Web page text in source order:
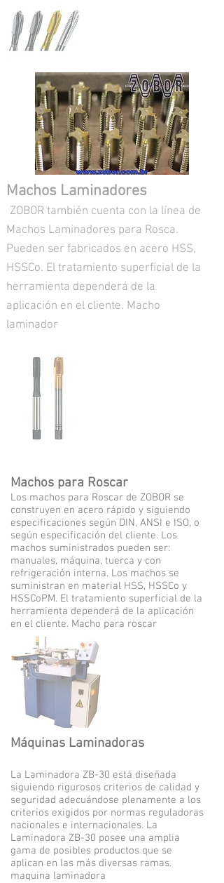
Machos Laminadores
ZOBOR también cuenta con la línea de
Machos Laminadores para Rosca.
Pueden ser fabricados en acero HSS,
HSSCo. El tratamiento superficial de la
herramienta dependerá de la
aplicación en el cliente. Macho
laminador
Machos para Roscar
Los machos para Roscar de ZOBOR se
construyen en acero rápido y siguiendo
especificaciones según DIN, ANSI e ISO, o
según especificación del cliente. Los
machos suministrados pueden ser:
manuales, máquina, tuerca y con
refrigeración interna. Los machos se
suministran en material HSS, HSSCo y
HSSCoPM. El tratamiento superficial de la
herramienta dependerá de la aplicación
en el cliente. Macho para roscar
Máquinas Laminadoras
La Laminadora ZB-30 está diseñada
siguiendo rigurosos criterios de calidad y
seguridad adecuándose plenamente a los
criterios exigidos por normas reguladoras
nacionales e internacionales. La
Laminadora ZB-30 posee una amplia
gama de posibles productos que se
aplican en las más diversas ramas.
maquina laminadora